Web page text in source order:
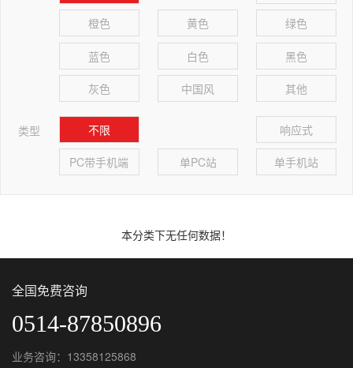
橙色 黄色 绿色
蓝色 白色 黑色
灰色 中国风 其他
类型 不限 响应式
PC带手机端 单PC站 单手机站
本分类下无任何数据！
全国免费咨询
0514-87850896
业务咨询：13358125868